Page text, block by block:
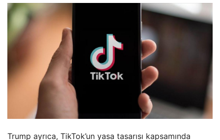
Trump ayrıca, TikTok’un yasa tasarısı kapsamında